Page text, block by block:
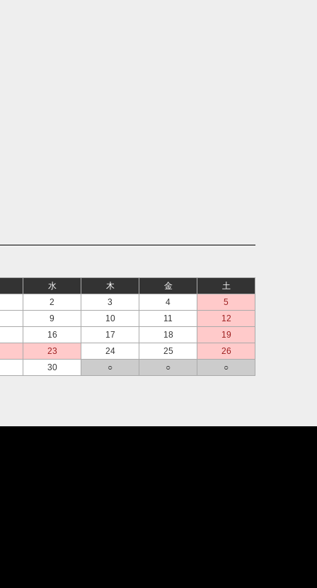
水 木 金
土
2 3 4
5
9 10 11
12
16 17 18
19
23 24 25
26
30 ○ ○ ○